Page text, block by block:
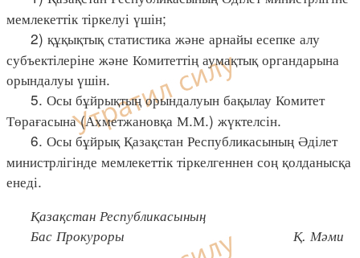
мемлекеттік тіркелуі үшін;
2) құқықтық статистика және арнайы есепке алу
субъектілеріне және Комитеттің аумақтық органдарына
орындалуы үшін.
5. Осы бұйрықтың орындалуын бақылау Комитет
Төрағасына (Ахметжановқа М.М.) жүктелсін.
6. Осы бұйрық Қазақстан Республикасының Әділет
министрлігінде мемлекеттік тіркелгеннен соң қолданысқа
енеді.
Қазақстан Республикасының
Бас Прокуроры Қ. Мәми